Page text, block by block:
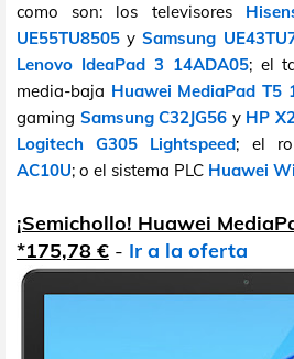
como son: los televisores
UE55TU8505 ySamsung
Lenovo IdeaPad 3 14ADA05; el
media-baja Huawei MediaPad T5
gaming Samsung C32JG56 y HP
Logitech G305 Lightspeed; el
AC10U; o el sistema PLC Huawei
¡Semichollo! Huawei
*175,78 € - Ir a la oferta